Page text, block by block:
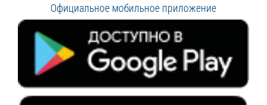
Официальное мобильное приложение